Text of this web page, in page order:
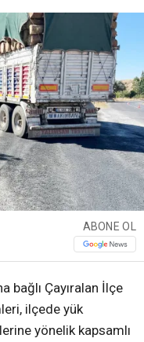
ABONE OL
bağlı Çayıralan İlçe
ilçede yük
yönelik kapsamlı